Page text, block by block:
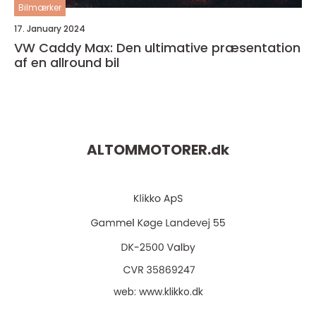
Bilmærker
17. January 2024
VW Caddy Max: Den ultimative præsentation
af en allround bil
ALTOMMOTORER.dk
web: www.klikko.dk